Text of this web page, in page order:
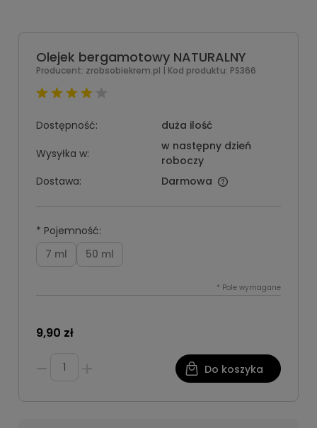
Olejek bergamotowy NATURALNY
Producent: zrobsobiekrem.pl | Kod produktu: PS366
Dostępność:
duża ilość
Wysyłka w:
w następny dzień
roboczy
Dostawa:
Darmowa
* Pojemność:
7 ml
50 ml
* Pole wymagane
9,90 zł
Do koszyka